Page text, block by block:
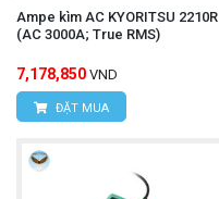
Ampe kìm AC KYORITSU 2210R
(AC 3000A; True RMS)
7,178,850 VND
ĐẶT MUA